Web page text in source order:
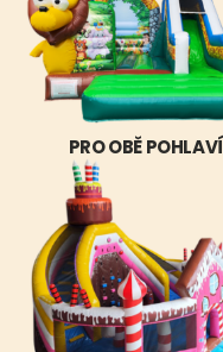
PRO OBĚ POHLAVÍ